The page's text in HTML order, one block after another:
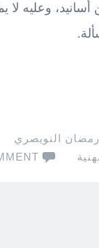
وعليه
النويصري